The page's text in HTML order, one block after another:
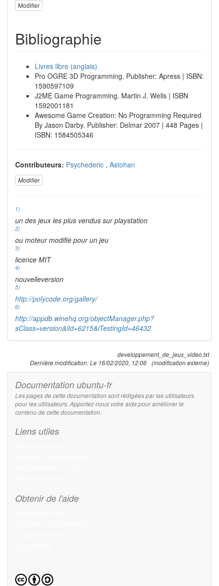
Modifier
Bibliographie
Livres libre (anglais)
Pro OGRE 3D Programming. Publisher: Apress | ISBN:
1590597109
J2ME Game Programming. Martin J. Wells | ISBN
1592001181
Awesome Game Creation: No Programming Required
By Jason Darby. Publisher: Delmar 2007 | 448 Pages |
ISBN: 1584505346
Contributeurs: Psychederic , Astohan
Modifier
1)
un des jeux les plus vendus sur playstation
2)
ou moteur modifié pour un jeu
3)
licence MIT
4)
nouvelleversion
5)
http://polycode.org/gallery/
6)
http://appdb.winehq.org/objectManager.php?
sClass=version&iId=6215&iTestingId=46432
developpement_de_jeux_video.txt
Dernière modification:Le 16/02/2020, 12:06 (modification externe)
Documentation ubuntu-fr
Les pages de cette documentation sont rédigées par les utilisateurs
pour les utilisateurs. Apportez-nous votre aide pour améliorer le
contenu de cette documentation.
Liens utiles
Obtenir de l'aide